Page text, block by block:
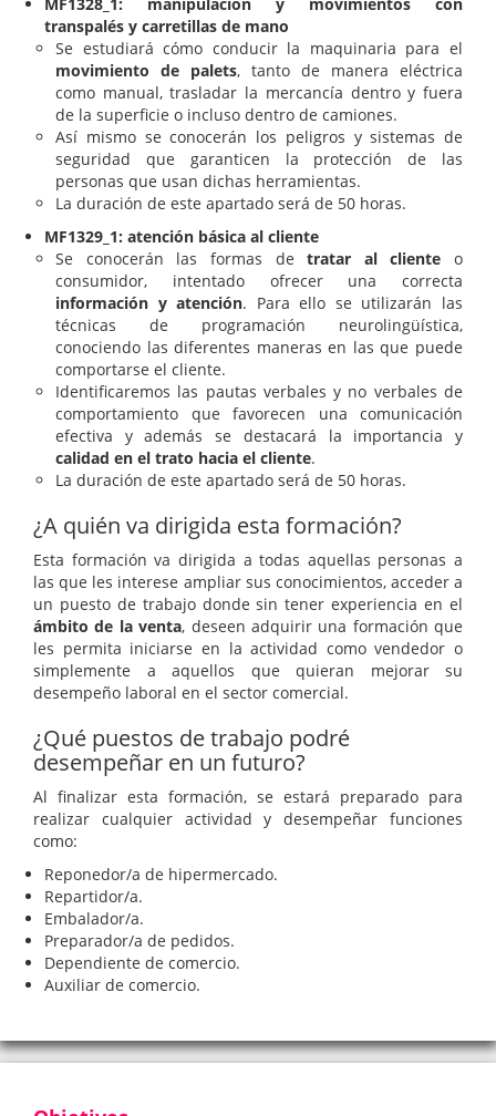
transpalés y carretillas de mano
Se estudiará cómo conducir la maquinaria para el
movimiento de palets, tanto de manera eléctrica
como manual, trasladar la mercancía dentro y fuera
de la superficie o incluso dentro de camiones.
Así mismo se conocerán los peligros y sistemas de
seguridad que garanticen la protección de las
personas que usan dichas herramientas.
La duración de este apartado será de 50 horas.
MF1329_1: atención básica al cliente
Se conocerán las formas detratar al cliente o
consumidor, intentado ofrecer una correcta
información y atención. Para ello se utilizarán las
técnicas de programación neurolingüística,
conociendo las diferentes maneras en las que puede
comportarse el cliente.
Identificaremos las pautas verbales y no verbales de
comportamiento que favorecen una comunicación
efectiva y además se destacará la importancia y
calidad en el trato hacia el cliente.
La duración de este apartado será de 50 horas.
¿A quién va dirigida esta formación?
Esta formación va dirigida a todas aquellas personas a
las que les interese ampliar sus conocimientos, acceder a
un puesto de trabajo donde sin tener experiencia en el
ámbito de la venta, deseen adquirir una formación que
les permita iniciarse en la actividad como vendedor o
simplemente a aquellos que quieran mejorar su
desempeño laboral en el sector comercial.
¿Qué puestos de trabajo podré
desempeñar en un futuro?
Al finalizar esta formación, se estará preparado para
realizar cualquier actividad y desempeñar funciones
como:
Reponedor/a de hipermercado.
Repartidor/a.
Embalador/a.
Preparador/a de pedidos.
Dependiente de comercio.
Auxiliar de comercio.